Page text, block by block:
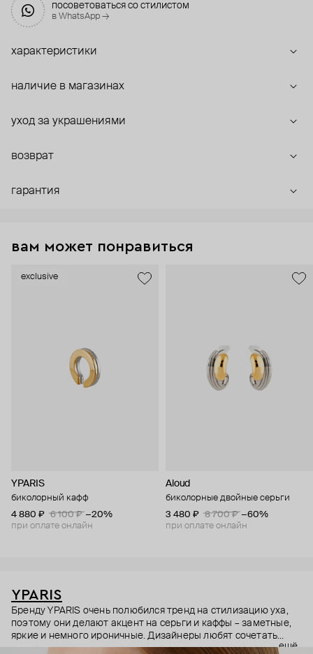
посоветоваться со стилистом
в WhatsApp →
характеристики
наличие в магазинах
уход за украшениями
возврат
гарантия
вам может понравиться
exclusive
YPARIS
биколорный кафф
4 880 ₽
6 100 ₽ −20%
при оплате онлайн
Aloud
биколорные двойные серьги
3 480 ₽
8 700 ₽ −60%
при оплате онлайн
YPARIS
Бренду YPARIS очень полюбился тренд на стилизацию уха,
поэтому они делают акцент на серьги и каффы – заметные,
яркие и немного ироничные. Дизайнеры любят сочетать
несочетаемое, комиксы и минимализм, базовые украшения с
ещё